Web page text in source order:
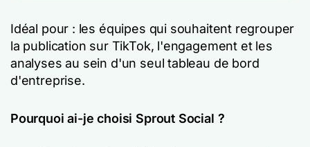
Idéal pour : les équipes qui souhaitent regrouper
la publication sur TikTok, l'engagement et les
analyses au sein d'un seul tableau de bord
d'entreprise.
Pourquoi ai-je choisi Sprout Social ?